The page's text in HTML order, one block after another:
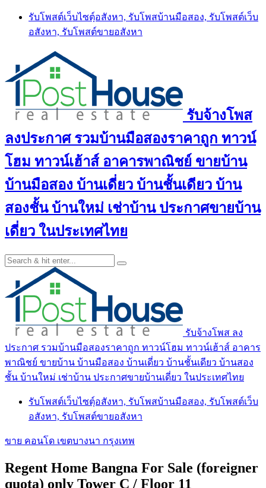
Skip
content
รับโพสต์เว็บไซตฺ์อสังหา, รับโพสบ้านมือสอง, รับโพสต์เว็บ
อสังหา, รับโพสต์ขายอสังหา
รับจ้างโพส
ลงประกาศ รวมบ้านมือสองราคาถูก ทาวน์
โฮม ทาวน์เฮ้าส์ อาคารพาณิชย์ ขายบ้าน
บ้านมือสอง บ้านเดี่ยว บ้านชั้นเดียว บ้าน
สองชั้น บ้านใหม่ เช่าบ้าน ประกาศขายบ้าน
เดี่ยว ในประเทศไทย
รับจ้างโพส ลง
ประกาศ รวมบ้านมือสองราคาถูก ทาวน์โฮม ทาวน์เฮ้าส์ อาคาร
พาณิชย์ ขายบ้าน บ้านมือสอง บ้านเดี่ยว บ้านชั้นเดียว บ้านสอง
ชั้น บ้านใหม่ เช่าบ้าน ประกาศขายบ้านเดี่ยว ในประเทศไทย
รับโพสต์เว็บไซตฺ์อสังหา, รับโพสบ้านมือสอง, รับโพสต์เว็บ
อสังหา, รับโพสต์ขายอสังหา
ขาย คอนโด เขตบางนา กรุงเทพ
Regent Home Bangna For Sale (foreigner
quota) only Tower C / Floor 11